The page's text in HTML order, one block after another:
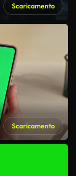
Scaricamento
Scaricamento